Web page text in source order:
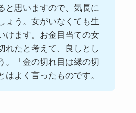
と思いますので、気長に
ょう。女がいなくても生
けます。お金目当ての女
れたと考えて、良しとし
。「金の切れ目は縁の切
はよく言ったものです。